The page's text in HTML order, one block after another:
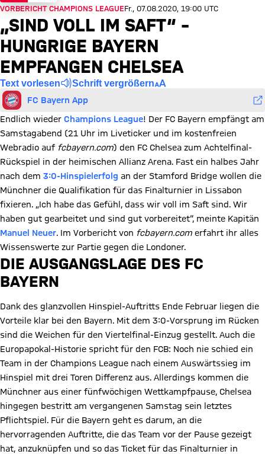
VORBERICHT CHAMPIONS LEAGUEFr., 07.08.2020, 19:00 UTC
„SIND VOLL IM SAFT“ –
HUNGRIGE BAYERN
EMPFANGEN CHELSEA
Text vorlesen Schrift vergrößern
FC Bayern App
Endlich wieder Champions League! Der FC Bayern empfängt am
Samstagabend (21 Uhr im Liveticker und im kostenfreien
Webradio auf fcbayern.com) den FC Chelsea zum Achtelfinal-
Rückspiel in der heimischen Allianz Arena. Fast ein halbes Jahr
nach dem 3:0-Hinspielerfolg an der Stamford Bridge wollen die
Münchner die Qualifikation für das Finalturnier in Lissabon
fixieren. „Ich habe das Gefühl, dass wir voll im Saft sind. Wir
haben gut gearbeitet und sind gut vorbereitet“, meinte Kapitän
Manuel Neuer. Im Vorbericht von fcbayern.com erfahrt ihr alles
Wissenswerte zur Partie gegen die Londoner.
DIE AUSGANGSLAGE DES FC
BAYERN
Dank des glanzvollen Hinspiel-Auftritts Ende Februar liegen die
Vorteile klar bei den Bayern. Mit dem 3:0-Vorsprung im Rücken
sind die Weichen für den Viertelfinal-Einzug gestellt. Auch die
Europapokal-Historie spricht für den FCB: Noch nie schied ein
Team in der Champions League nach einem Auswärtssieg im
Hinspiel mit drei Toren Differenz aus. Allerdings kommen die
Münchner aus einer fünfwöchigen Wettkampfpause, Chelsea
hingegen bestritt am vergangenen Samstag sein letztes
Pflichtspiel. Für die Bayern geht es darum, an die
hervorragenden Auftritte, die das Team vor der Pause gezeigt
hat, anzuknüpfen und so das Ticket für das Finalturnier in